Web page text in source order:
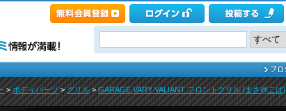
>ボディパーツ>グリル>GARAGE VARY VALIANT フロントグリル [まさ@こば]